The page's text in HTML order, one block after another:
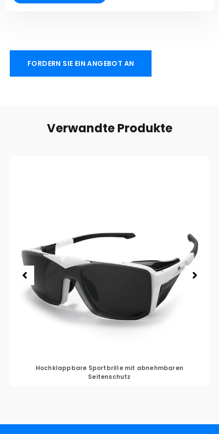
FORDERN SIE EIN ANGEBOT AN
Verwandte Produkte
Hochklappbare Sportbrille mit abnehmbaren
Seitenschutz